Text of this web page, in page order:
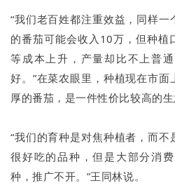
“我们老百姓都注重效益，同样
的番茄可能会收入10万，但种植
等成本上升，产量却比不上普
好。”在菜农眼里，种植现在市
厚的番茄，是一件性价比较高的生
“我们的育种是对焦种植者，而
很好吃的品种，但是大部分消
种，推广不开。”王同林说。